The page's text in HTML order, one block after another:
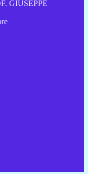
GIUSEPPE